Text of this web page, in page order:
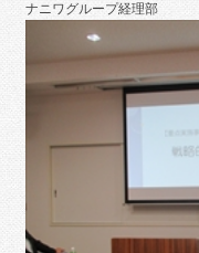
ナニワグループ経理部